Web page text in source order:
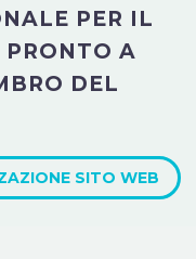
PER IL
PRONTO A
DEL
SITO WEB